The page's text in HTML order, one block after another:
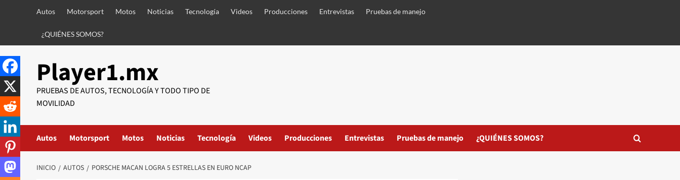
Autos Motorsport Motos Noticias Tecnología Videos Producciones Entrevistas Pruebas de manejo
¿QUIÉNES SOMOS?
Player1.mx
PRUEBAS DE AUTOS, TECNOLOGÍA Y TODO TIPO DE
MOVILIDAD
Autos Motorsport Motos Noticias Tecnología Videos Producciones Entrevistas Pruebas de manejo ¿QUIÉNES SOMOS?
INICIO AUTOS PORSCHE MACAN LOGRA 5 ESTRELLAS EN EURO NCAP